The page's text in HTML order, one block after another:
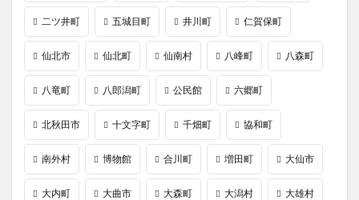
二ツ井町 五城目町 井川町 仁賀保町
仙北市 仙北町 仙南村 八峰町 八森町
八竜町 八郎潟町 公民館 六郷町
北秋田市 十文字町 千畑町 協和町
南外村 博物館 合川町 増田町 大仙市
大内町 大曲市 大森町 大潟村 大雄村